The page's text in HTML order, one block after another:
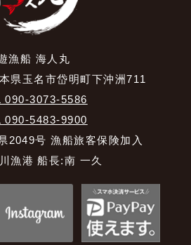
漁船 海人丸
県玉名市岱明町下沖洲711
090-3073-5586
090-5483-9900
2049号 漁船旅客保険加入
漁港 船長:南 一久